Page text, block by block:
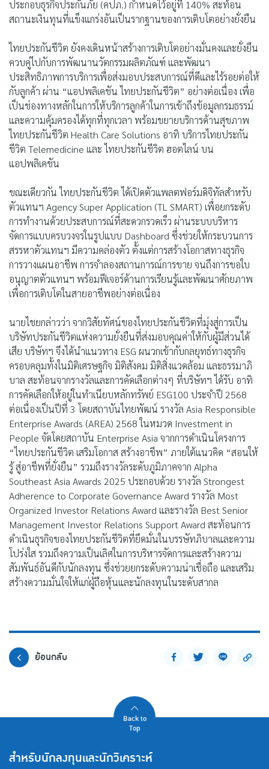
ประกอบธุรกิจประกันภัย (คปภ.) กำหนดไว้อยู่ที่ 140% สะท้อน
สถานะเงินทุนที่แข็งแกร่งอันเป็นรากฐานของการเติบโตอย่างยั่งยืน
ไทยประกันชีวิต ยังคงเดินหน้าสร้างการเติบโตอย่างมั่นคงและยั่งยืน
ควบคู่ไปกับการพัฒนานวัตกรรมผลิตภัณฑ์ และพัฒนา
ประสิทธิภาพการบริการเพื่อส่งมอบประสบการณ์ที่ดีและไร้รอยต่อให้
กับลูกค้า ผ่าน “แอปพลิเคชัน ไทยประกันชีวิต” อย่างต่อเนื่อง เพื่อ
เป็นช่องทางหลักในการให้บริการลูกค้าในการเข้าถึงข้อมูลกรมธรรม์
และความคุ้มครองได้ทุกที่ทุกเวลา พร้อมขยายบริการด้านสุขภาพ
ไทยประกันชีวิต Health Care Solutions อาทิ บริการไทยประกัน
ชีวิต Telemedicine และ ไทยประกันชีวิต ฮอตไลน์ บน
แอปพลิเคชัน
ขณะเดียวกัน ไทยประกันชีวิต ได้เปิดตัวแพลตฟอร์มดิจิทัลสำหรับ
ตัวแทนฯ Agency Super Application (TL SMART) เพื่อยกระดับ
การทำงานด้วยประสบการณ์ที่สะดวกรวดเร็ว ผ่านระบบบริหาร
จัดการแบบครบวงจรในรูปแบบ Dashboard ซึ่งช่วยให้กระบวนการ
สรรหาตัวแทนฯ มีความคล่องตัว ตั้งแต่การสร้างโอกาสทางธุรกิจ
การวางแผนอาชีพ การจำลองสถานการณ์การขาย จนถึงการขอใบ
อนุญาตตัวแทนฯ พร้อมฟีเจอร์ด้านการเรียนรู้และพัฒนาศักยภาพ
เพื่อการเติบโตในสายอาชีพอย่างต่อเนื่อง
นายไชยกล่าวว่า จากวิสัยทัศน์ของไทยประกันชีวิตที่มุ่งสู่การเป็น
บริษัทประกันชีวิตแห่งความยั่งยืนที่ส่งมอบคุณค่าให้กับผู้มีส่วนได้
เสีย บริษัทฯ จึงได้นำแนวทาง ESG ผนวกเข้ากับกลยุทธ์ทางธุรกิจ
ครอบคลุมทั้งในมิติเศรษฐกิจ มิติสังคม มิติสิ่งแวดล้อม และธรรมาภิ
บาล สะท้อนจากรางวัลและการคัดเลือกต่างๆ ที่บริษัทฯ ได้รับ อาทิ
การคัดเลือกให้อยู่ในทำเนียบหลักทรัพย์ ESG100 ประจำปี 2568
ต่อเนื่องเป็นปีที่ 3 โดยสถาบันไทยพัฒน์ รางวัล Asia Responsible
Enterprise Awards (AREA) 2568 ในหมวด Investment in
People จัดโดยสถาบัน Enterprise Asia จากการดำเนินโครงการ
“ไทยประกันชีวิต เสริมโอกาส สร้างอาชีพ” ภายใต้แนวคิด “สอนให้
รู้ สู่อาชีพที่ยั่งยืน” รวมถึงรางวัลระดับภูมิภาคจาก Alpha
Southeast Asia Awards 2025 ประกอบด้วย รางวัล Strongest
Adherence to Corporate Governance Award รางวัล Most
Organized Investor Relations Award และรางวัล Best Senior
Management Investor Relations Support Award สะท้อนการ
ดำเนินธุรกิจของไทยประกันชีวิตที่ยึดมั่นในบรรษัทภิบาลและความ
โปร่งใส รวมถึงความเป็นเลิศในการบริหารจัดการและสร้างความ
สัมพันธ์อันดีกับนักลงทุน ซึ่งช่วยยกระดับความน่าเชื่อถือ และเสริม
สร้างความมั่นใจให้แก่ผู้ถือหุ้นและนักลงทุนในระดับสากล
ย้อนกลับ
Back to
Top
สำหรับนักลงทุนและนักวิเคราะห์